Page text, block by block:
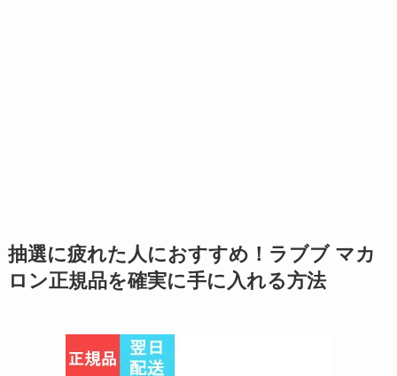
抽選に疲れた人におすすめ！ラブブ マカ
ロン正規品を確実に手に入れる方法